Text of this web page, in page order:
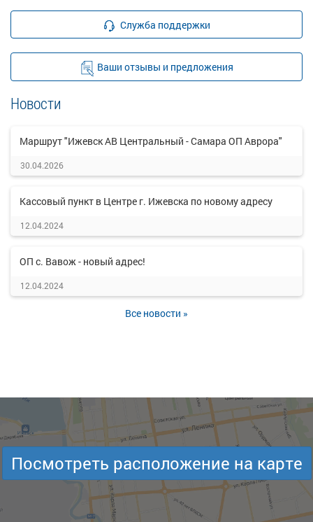
Служба поддержки
Ваши отзывы и предложения
Новости
Маршрут "Ижевск АВ Центральный - Самара ОП Аврора"
30.04.2026
Кассовый пункт в Центре г. Ижевска по новому адресу
12.04.2024
ОП с. Вавож - новый адрес!
12.04.2024
Все новости »
Посмотреть расположение на карте